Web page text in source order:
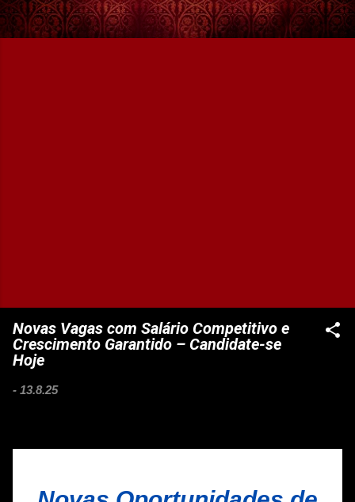
Novas Vagas com Salário Competitivo e
Crescimento Garantido – Candidate-se
Hoje
- 13.8.25